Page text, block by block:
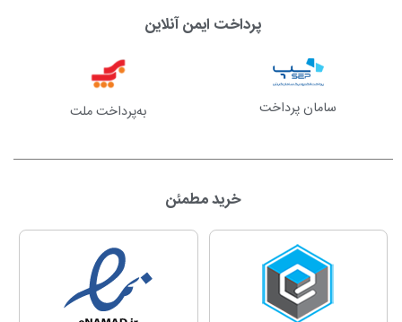
پرداخت ایمن آنلاین
سامان پرداخت به‌پرداخت ملت
خرید مطمئن